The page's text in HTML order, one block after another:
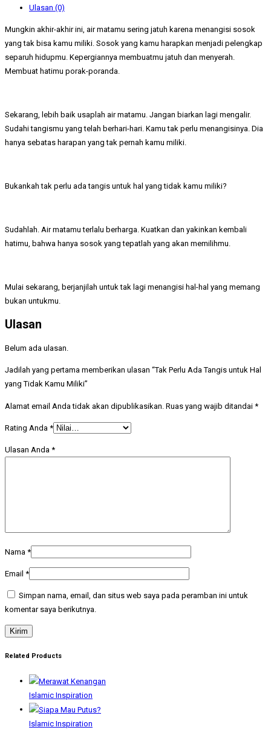
Ulasan (0)
Mungkin akhir-akhir ini, air matamu sering jatuh karena menangisi sosok
yang tak bisa kamu miliki. Sosok yang kamu harapkan menjadi pelengkap
separuh hidupmu. Kepergiannya membuatmu jatuh dan menyerah.
Membuat hatimu porak-poranda.
Sekarang, lebih baik usaplah air matamu. Jangan biarkan lagi mengalir.
Sudahi tangismu yang telah berhari-hari. Kamu tak perlu menangisinya. Dia
hanya sebatas harapan yang tak pernah kamu miliki.
Bukankah tak perlu ada tangis untuk hal yang tidak kamu miliki?
Sudahlah. Air matamu terlalu berharga. Kuatkan dan yakinkan kembali
hatimu, bahwa hanya sosok yang tepatlah yang akan memilihmu.
Mulai sekarang, berjanjilah untuk tak lagi menangisi hal-hal yang memang
bukan untukmu.
Ulasan
Belum ada ulasan.
Jadilah yang pertama memberikan ulasan “Tak Perlu Ada Tangis untuk Hal
yang Tidak Kamu Miliki”
Alamat email Anda tidak akan dipublikasikan. Ruas yang wajib ditandai *
Rating Anda *
Ulasan Anda *
Nama *
Email *
Simpan nama, email, dan situs web saya pada peramban ini untuk
komentar saya berikutnya.
Related Products
Islamic Inspiration
Islamic Inspiration